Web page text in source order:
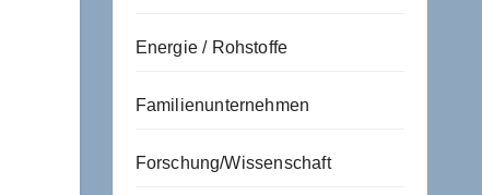
Energie / Rohstoffe
Familienunternehmen
Forschung/Wissenschaft